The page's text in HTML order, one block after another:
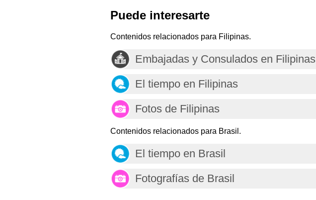
Puede interesarte
Contenidos relacionados para Filipinas.
Embajadas y Consulados en Filipinas
El tiempo en Filipinas
Fotos de Filipinas
Contenidos relacionados para Brasil.
El tiempo en Brasil
Fotografías de Brasil